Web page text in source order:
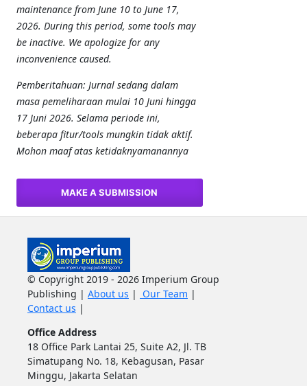
maintenance from June 10 to June 17,
2026. During this period, some tools may
be inactive. We apologize for any
inconvenience caused.
Pemberitahuan: Jurnal sedang dalam
masa pemeliharaan mulai 10 Juni hingga
17 Juni 2026. Selama periode ini,
beberapa fitur/tools mungkin tidak aktif.
Mohon maaf atas ketidaknyamanannya
MAKE A SUBMISSION
© Copyright 2019 - 2026 Imperium Group
Publishing | About us | Our Team |
Contact us |
Office Address
18 Office Park Lantai 25, Suite A2, Jl. TB
Simatupang No. 18, Kebagusan, Pasar
Minggu, Jakarta Selatan